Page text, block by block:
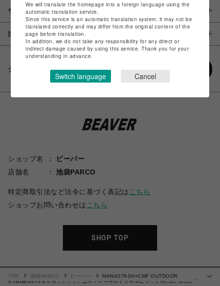
サイズ
注意事項
シェアする
ショップ名
ビーバー
店舗名
池袋PARCO
特定商取引法など法令に基づく表記は こちら
ショップお問い合わせは こちら
SHOP TOP
TOP 池袋PARCO ビーバー
MANASTASH×CMF OUTDOOR
GARMENT/マナスタッシュｘシーエムエフアウトドアガーメント/Guide shorts
We will translate the homepage into a foreign language using the
automatic translation service.
Since this service is an automatic translation system, it may not be
translated correctly and may differ from the original content of the
page before translation.
In addition, we do not take any responsibility for any direct or
indirect damage caused by using this service. Thank you for your
understanding in advance.
Switch language Cancel